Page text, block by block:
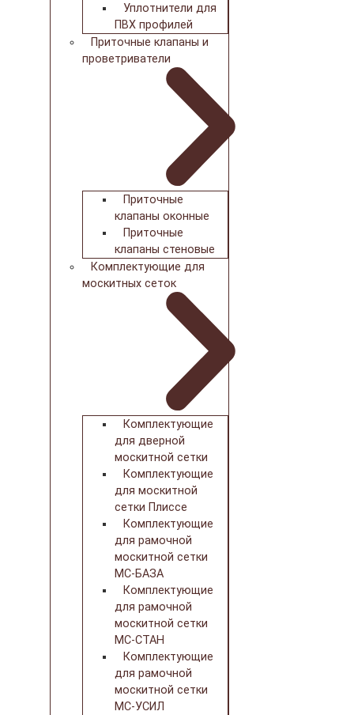
Уплотнители для
ПВХ профилей
Приточные клапаны и
проветриватели
Приточные
клапаны оконные
Приточные
клапаны стеновые
Комплектующие для
москитных сеток
Комплектующие
для дверной
москитной сетки
Комплектующие
для москитной
сетки Плиссе
Комплектующие
для рамочной
москитной сетки
МС-БАЗА
Комплектующие
для рамочной
москитной сетки
МС-СТАН
Комплектующие
для рамочной
москитной сетки
МС-УСИЛ